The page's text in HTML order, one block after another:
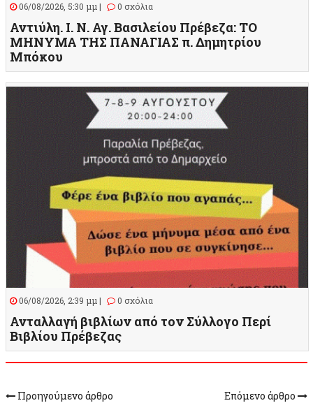
06/08/2026, 5:30 μμ | 0 σχόλια
Αντιύλη. Ι. Ν. Αγ. Βασιλείου Πρέβεζα: ΤΟ
ΜΗΝΥΜΑ ΤΗΣ ΠΑΝΑΓΙΑΣ π. Δημητρίου
Μπόκου
06/08/2026, 2:39 μμ | 0 σχόλια
Ανταλλαγή βιβλίων από τον Σύλλογο Περί
Βιβλίου Πρέβεζας
Προηγούμενο άρθρο Επόμενο άρθρο